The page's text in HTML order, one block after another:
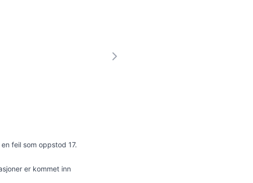
feil som oppstod 17.
er kommet inn